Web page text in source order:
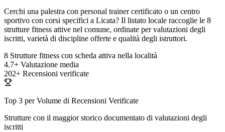
Cerchi una palestra con personal trainer certificato o un centro
sportivo con corsi specifici a Licata? Il listato locale raccoglie le 8
strutture fitness attive nel comune, ordinate per valutazioni degli
iscritti, varietà di discipline offerte e qualità degli istruttori.
8 Strutture fitness con scheda attiva nella località
4.7+ Valutazione media
202+ Recensioni verificate
Top 3 per Volume di Recensioni Verificate
Strutture con il maggior storico documentato di valutazioni degli
iscritti